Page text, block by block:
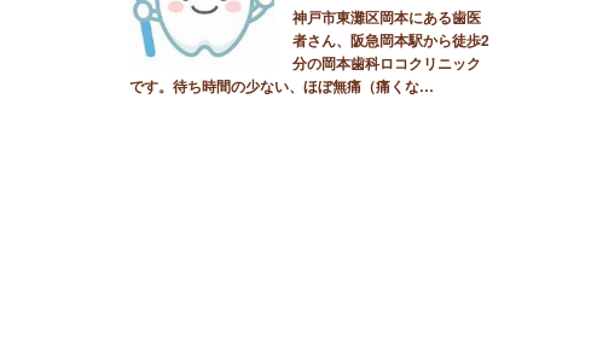
神戸市東灘区岡本にある歯医
者さん、阪急岡本駅から徒歩2
分の岡本歯科ロコクリニック
です。待ち時間の少ない、ほぼ無痛（痛くな…